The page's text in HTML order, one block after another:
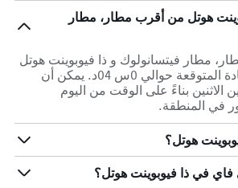
هوتل من أقرب مطار، مطار
مطار فيتسانولوك و ذا فيوبوينت هوتل
هي 5.3 كم ومدة القيادة المتوقعة حوالي 0س 04د. يمكن أن
الاثنين بناءً على الوقت من اليوم
في المنطقة.
هوتل؟
في ذا فيوبوينت هوتل؟